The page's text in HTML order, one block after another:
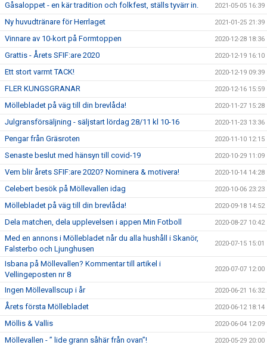
Gåsaloppet - en kär tradition och folkfest, ställs tyvärr in. 2021-05-05 16:39
Ny huvudtränare för Herrlaget 2021-01-25 21:39
Vinnare av 10-kort på Formtoppen 2020-12-28 18:36
Grattis - Årets SFIF:are 2020 2020-12-19 16:10
Ett stort varmt TACK! 2020-12-19 09:39
FLER KUNGSGRANAR 2020-12-16 15:59
Möllebladet på väg till din brevlåda! 2020-11-27 15:28
Julgransförsäljning - säljstart lördag 28/11 kl 10-16 2020-11-23 13:36
Pengar från Gräsroten 2020-11-10 12:15
Senaste beslut med hänsyn till covid-19 2020-10-29 11:09
Vem blir årets SFIF:are 2020? Nominera & motivera! 2020-10-14 14:28
Celebert besök på Möllevallen idag 2020-10-06 23:23
Möllebladet på väg till din brevlåda! 2020-09-18 14:52
Dela matchen, dela upplevelsen i appen Min Fotboll 2020-08-27 10:42
Med en annons i Möllebladet når du alla hushåll i Skanör,
Falsterbo och Ljunghusen
2020-07-15 15:01
Isbana på Möllevallen? Kommentar till artikel i
Vellingeposten nr 8
2020-07-07 12:00
Ingen Möllevallscup i år 2020-06-21 16:32
Årets första Möllebladet 2020-06-12 18:14
Möllis & Vallis 2020-06-04 12:09
Möllevallen - ” lide grann såhär från ovan”! 2020-05-29 20:00